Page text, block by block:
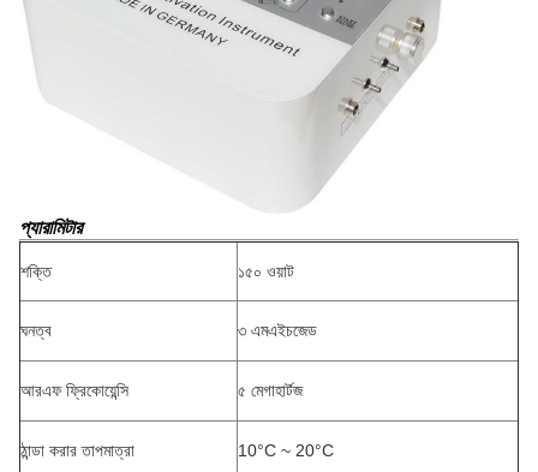
প্যারামিটার
শক্তি ১৫০ ওয়াট
ঘনত্ব ৩ এমএইচজেড
আরএফ ফ্রিকোয়েন্সি ৫ মেগাহার্টজ
ঠান্ডা করার তাপমাত্রা 10°C ~ 20°C